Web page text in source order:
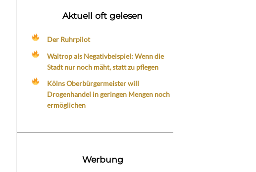
Aktuell oft gelesen
Der Ruhrpilot
Waltrop als Negativbeispiel: Wenn die
Stadt nur noch mäht, statt zu pflegen
Kölns Oberbürgermeister will
Drogenhandel in geringen Mengen noch
ermöglichen
Werbung